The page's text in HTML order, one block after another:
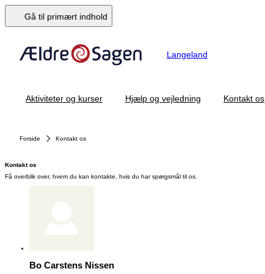
Gå til primært indhold
Langeland
Aktiviteter og kurser Hjælp og vejledning Kontakt os
Forside Kontakt os
Kontakt os
Få overblik over, hvem du kan kontakte, hvis du har spørgsmål til os.
Bo Carstens Nissen